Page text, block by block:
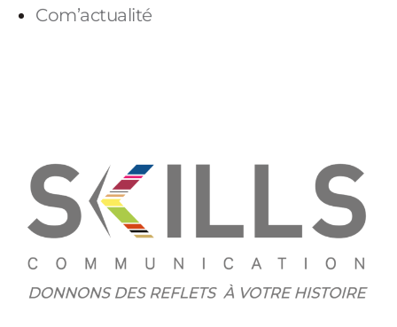
Com’actualité